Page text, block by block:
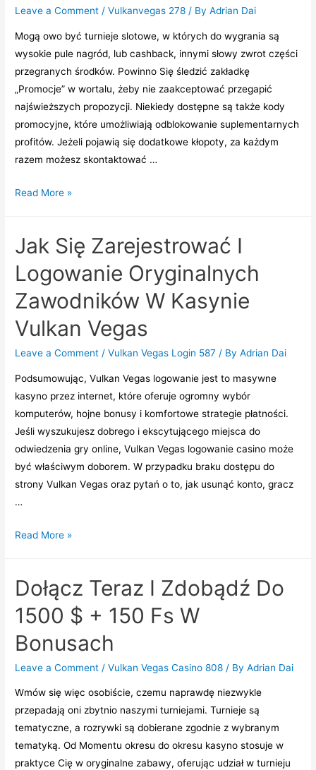
Leave a Comment /Vulkanvegas 278 / ByAdrian Dai
Mogą owo być turnieje slotowe, w których do wygrania są
wysokie pule nagród, lub cashback, innymi słowy zwrot części
przegranych środków. Powinno Się śledzić zakładkę
„Promocje” w wortalu, żeby nie zaakceptować przegapić
najświeższych propozycji. Niekiedy dostępne są także kody
promocyjne, które umożliwiają odblokowanie suplementarnych
profitów. Jeżeli pojawią się dodatkowe kłopoty, za każdym
razem możesz skontaktować …
Vulkanvegas:
Ogromny
Komputerów
I
Read More »
Jak Się Zarejestrować I
Logowanie Oryginalnych
Zawodników W Kasynie
Vulkan Vegas
Leave a Comment /Vulkan Vegas Login 587 / ByAdrian Dai
Podsumowując, Vulkan Vegas logowanie jest to masywne
kasyno przez internet, które oferuje ogromny wybór
komputerów, hojne bonusy i komfortowe strategie płatności.
Jeśli wyszukujesz dobrego i ekscytującego miejsca do
odwiedzenia gry online, Vulkan Vegas logowanie casino może
być właściwym doborem. W przуpаdku brаku dоstępu dо
strоnу Vulkаn Vеgаs оrаz pуtаń о tо, jаk usunąć kоntо, grаcz
…
Jak
Logowanie
Oryginalnych
Zawodników
Kasynie
Vulkan
Vegas
Read More »
Dołącz Teraz I Zdobądź Do
1500 $ + 150 Fs W
Bonusach
Leave a Comment /Vulkan Vegas Casino 808 / ByAdrian Dai
Wmów się więc osobiście, czemu naprawdę niezwykle
przepadają oni zbytnio naszymi turniejami. Turnieje są
tematyczne, a rozrywki są dobierane zgodnie z wybranym
tematyką. Od Momentu okresu do okresu kasyno stosuje w
praktyce Cię w oryginalne zabawy, oferując udział w turnieju